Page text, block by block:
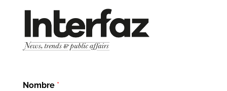
Nombre *